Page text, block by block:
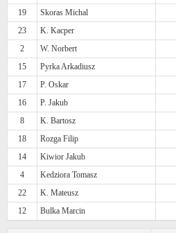
19
Skoras Michal
23
K. Kacper
2
W. Norbert
15
Pyrka Arkadiusz
17
P. Oskar
16
P. Jakub
8
K. Bartosz
18
Rozga Filip
14
Kiwior Jakub
4
Kedziora Tomasz
22
K. Mateusz
12
Bulka Marcin